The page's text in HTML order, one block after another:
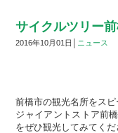
サイクルツリー
2016年10月01日│ ニュース
前橋市の観光名所をスピ
ジャイアントストア前
をぜひ観光してみてくだ